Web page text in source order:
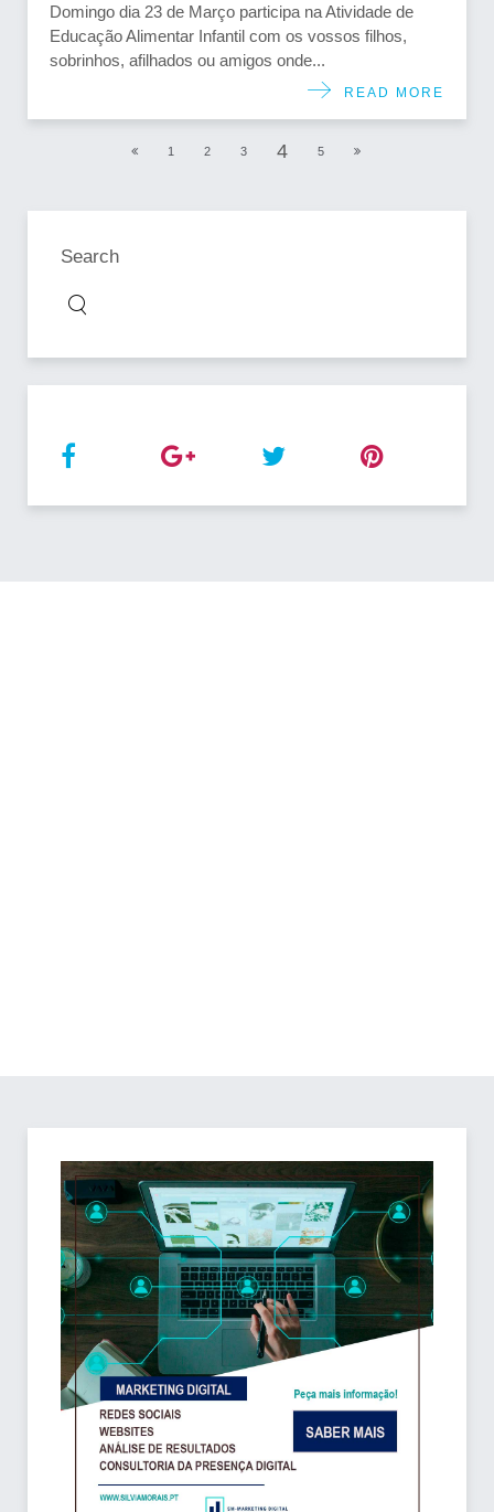
Domingo dia 23 de Março participa na Atividade de
Educação Alimentar Infantil com os vossos filhos,
sobrinhos, afilhados ou amigos onde...
READ MORE
1 2 3 4 5
Search